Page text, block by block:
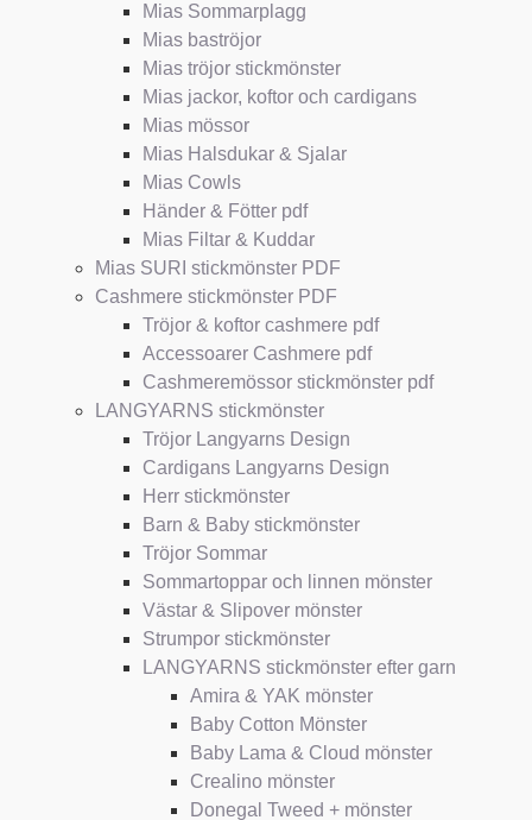
Mias Sommarplagg
Mias baströjor
Mias tröjor stickmönster
Mias jackor, koftor och cardigans
Mias mössor
Mias Halsdukar & Sjalar
Mias Cowls
Händer & Fötter pdf
Mias Filtar & Kuddar
Mias SURI stickmönster PDF
Cashmere stickmönster PDF
Tröjor & koftor cashmere pdf
Accessoarer Cashmere pdf
Cashmeremössor stickmönster pdf
LANGYARNS stickmönster
Tröjor Langyarns Design
Cardigans Langyarns Design
Herr stickmönster
Barn & Baby stickmönster
Tröjor Sommar
Sommartoppar och linnen mönster
Västar & Slipover mönster
Strumpor stickmönster
LANGYARNS stickmönster efter garn
Amira & YAK mönster
Baby Cotton Mönster
Baby Lama & Cloud mönster
Crealino mönster
Donegal Tweed + mönster